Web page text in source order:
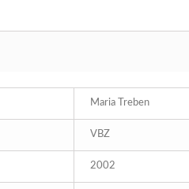
Maria Treben
VBZ
2002